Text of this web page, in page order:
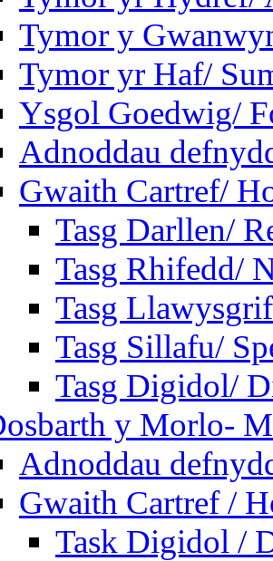
Tymor y
Tymor yr Haf/
Ysgol Goedwig/
Adnoddau
Gwaith Cartref/
Tasg Darllen/
Tasg Rhifedd/
Tasg
Tasg Sillafu/
Tasg Digidol/
y Morlo-
Adnoddau
Gwaith Cartref /
Task Digidol /